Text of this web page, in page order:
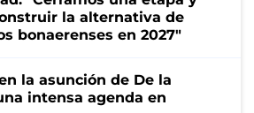
la alternativa de
bonaerenses en 2027"
la asunción de De la
intensa agenda en